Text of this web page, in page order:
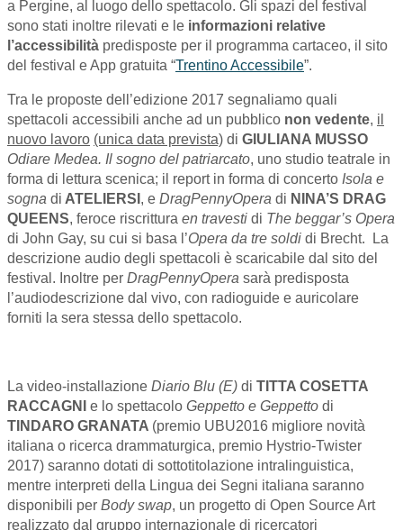
a Pergine, al luogo dello spettacolo. Gli spazi del festival
sono stati inoltre rilevati e le informazioni relative
l’accessibilità predisposte per il programma cartaceo, il sito
del festival e App gratuita “Trentino Accessibile”.
Tra le proposte dell’edizione 2017 segnaliamo quali
spettacoli accessibili anche ad un pubblico non vedente, il
nuovo lavoro (unica data prevista) di GIULIANA MUSSO
Odiare Medea. Il sogno del patriarcato, uno studio teatrale in
forma di lettura scenica; il report in forma di concerto Isola e
sogna di ATELIERSI , e DragPennyOpera di NINA’S DRAG
QUEENS, feroce riscrittura en travesti di The beggar’s Opera
di John Gay, su cui si basa l’Opera da tre soldi di Brecht. La
descrizione audio degli spettacoli è scaricabile dal sito del
festival. Inoltre per DragPennyOpera sarà predisposta
l’audiodescrizione dal vivo, con radioguide e auricolare
forniti la sera stessa dello spettacolo.
La video-installazione Diario Blu (E) di TITTA COSETTA
RACCAGNI
e lo spettacolo Geppetto e Geppetto di
TINDARO GRANATA (premio UBU2016 migliore novità
italiana o ricerca drammaturgica, premio Hystrio-Twister
2017) saranno dotati di sottotitolazione intralinguistica,
mentre interpreti della Lingua dei Segni italiana saranno
disponibili per Body swap, un progetto di Open Source Art
realizzato dal gruppo internazionale di ricercatori